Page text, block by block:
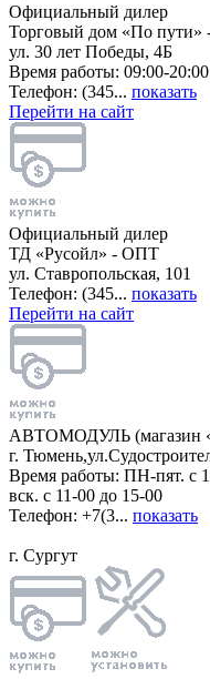
Официальный дилер
Торговый дом «По пути»
ул. 30 лет Победы, 4Б
Время работы: 09:00-20:00
Телефон: (345... показать
Перейти на сайт
Официальный дилер
ТД «Русойл» - ОПТ
ул. Ставропольская, 101
Телефон: (345... показать
Перейти на сайт
АВТОМОДУЛЬ (магазин
г.
Время работы: ПН-пят. с
вск. с 11-00 до 15-00
Телефон: +7(3... показать
г. Сургут